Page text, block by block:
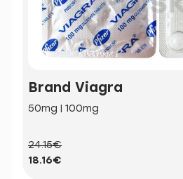
Brand Viagra
50mg | 100mg
24.15€
18.16€